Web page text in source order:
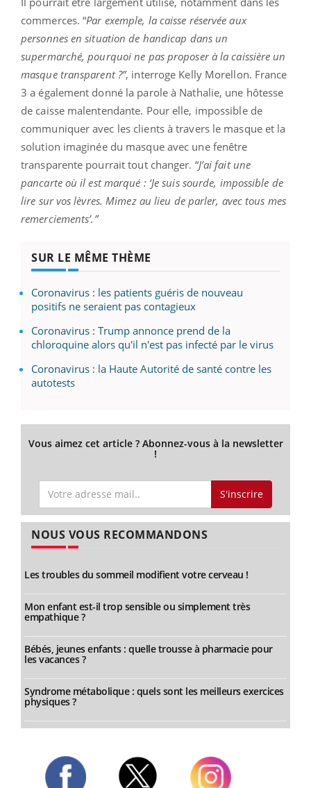
commerces. “Par exemple, la caisse réservée aux
personnes en situation de handicap dans un
supermarché, pourquoi ne pas proposer à la caissière un
masque transparent ?”, interroge Kelly Morellon. France
3 a également donné la parole à Nathalie, une hôtesse
de caisse malentendante. Pour elle, impossible de
communiquer avec les clients à travers le masque et la
solution imaginée du masque avec une fenêtre
transparente pourrait tout changer. “J’ai fait une
pancarte où il est marqué : ‘Je suis sourde, impossible de
lire sur vos lèvres. Mimez au lieu de parler, avec tous mes
remerciements’. ”
SUR LE MÊME THÈME
Coronavirus : les patients guéris de nouveau
positifs ne seraient pas contagieux
Coronavirus : Trump annonce prend de la
chloroquine alors qu'il n'est pas infecté par le virus
Coronavirus : la Haute Autorité de santé contre les
autotests
Vous aimez cet article ? Abonnez-vous à la newsletter
!
S'inscrire
NOUS VOUS RECOMMANDONS
Les troubles du sommeil modifient votre cerveau !
Mon enfant est-il trop sensible ou simplement très
empathique ?
Bébés, jeunes enfants : quelle trousse à pharmacie pour
les vacances ?
Syndrome métabolique : quels sont les meilleurs exercices
physiques ?